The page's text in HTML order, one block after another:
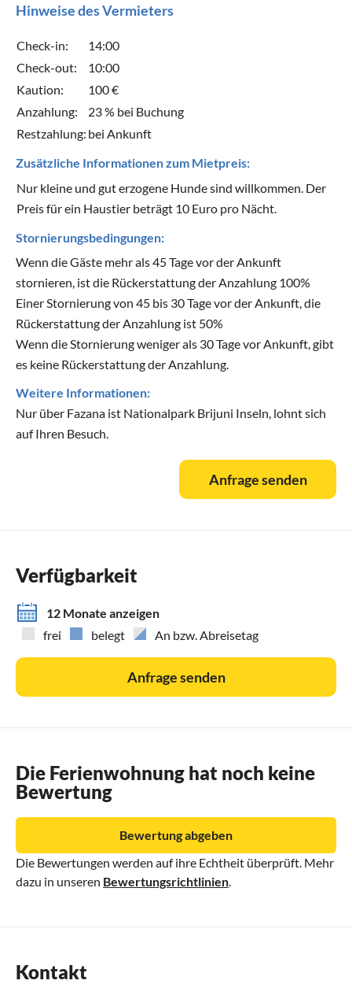
Hinweise des Vermieters
Check-in:
14:00
Check-out:
10:00
Kaution:
100 €
Anzahlung:
23 % bei Buchung
Restzahlung: bei Ankunft
Zusätzliche Informationen zum Mietpreis:
Nur kleine und gut erzogene Hunde sind willkommen. Der
Preis für ein Haustier beträgt 10 Euro pro Nächt.
Stornierungsbedingungen:
Wenn die Gäste mehr als 45 Tage vor der Ankunft
stornieren, ist die Rückerstattung der Anzahlung 100%
Einer Stornierung von 45 bis 30 Tage vor der Ankunft, die
Rückerstattung der Anzahlung ist 50%
Wenn die Stornierung weniger als 30 Tage vor Ankunft, gibt
es keine Rückerstattung der Anzahlung.
Weitere Informationen:
Nur über Fazana ist Nationalpark Brijuni Inseln, lohnt sich
auf Ihren Besuch.
Anfrage senden
Verfügbarkeit
12 Monate anzeigen
frei
belegt An bzw. Abreisetag
Anfrage senden
Die Ferienwohnung hat noch keine
Bewertung
Die Bewertungen werden auf ihre Echtheit überprüft. Mehr
dazu in unseren Bewertungsrichtlinien
Bewertung abgeben
Kontakt